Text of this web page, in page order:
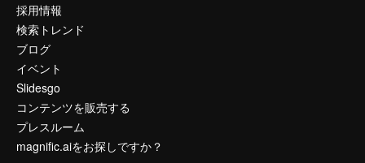
採用情報
検索トレンド
ブログ
イベント
Slidesgo
コンテンツを販売する
プレスルーム
magnific.aiをお探しですか？